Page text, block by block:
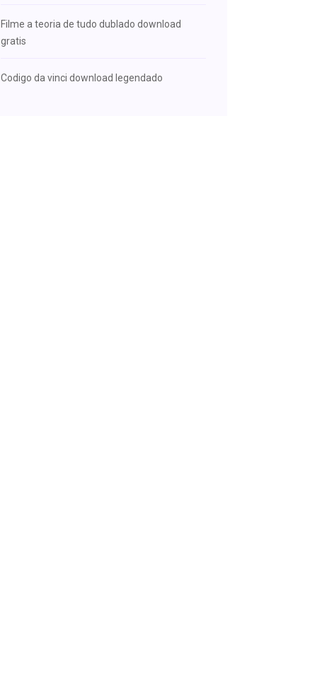
Filme a teoria de tudo dublado download
gratis
Codigo da vinci download legendado